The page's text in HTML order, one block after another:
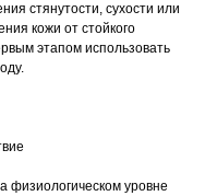
стянутости, сухости или
кожи от стойкого
этапом использовать
физиологическом уровне